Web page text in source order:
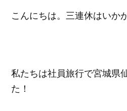
こんにちは。三連休はいか
私たちは社員旅行で宮城県
た！